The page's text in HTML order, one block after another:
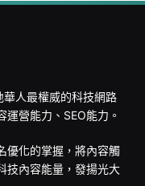
人最權威的科技網路
營能力、SEO能力。
優化的掌握，將內容觸
技內容能量，發揚光大